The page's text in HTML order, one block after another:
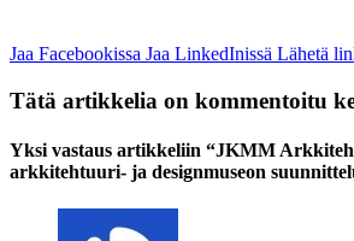
Jaa Facebookissa Jaa LinkedInissä Lähetä
Tätä artikkelia on kommentoitu
Yksi vastaus artikkeliin “JKMM
arkkitehtuuri- ja designmuseon